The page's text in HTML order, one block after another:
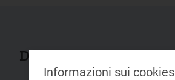
Documenti collegati
Informazioni sui cookies